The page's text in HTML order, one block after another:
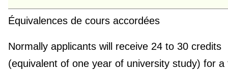
Équivalences de cours accordées
Normally applicants will receive 24 to 30 credits
(equivalent of one year of university study) for a